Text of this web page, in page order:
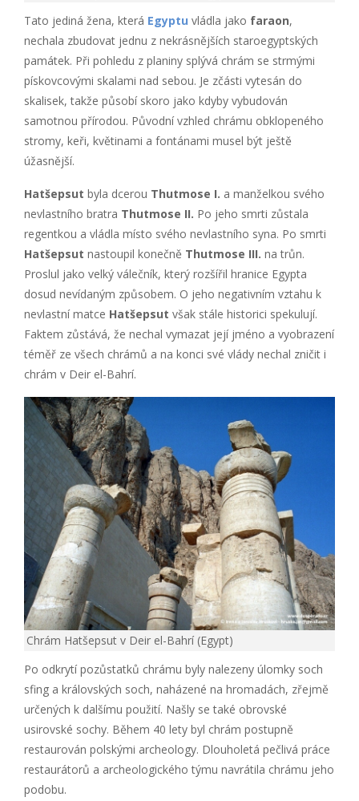
Tato jediná žena, která Egyptu vládla jako faraon,
nechala zbudovat jednu z nekrásnějších staroegyptských
památek. Při pohledu z planiny splývá chrám se strmými
pískovcovými skalami nad sebou. Je zčásti vytesán do
skalisek, takže působí skoro jako kdyby vybudován
samotnou přírodou. Původní vzhled chrámu obklopeného
stromy, keři, květinami a fontánami musel být ještě
úžasnější.
Hatšepsut byla dcerou Thutmose I. a manželkou svého
nevlastního bratra Thutmose II. Po jeho smrti zůstala
regentkou a vládla místo svého nevlastního syna. Po smrti
Hatšepsut nastoupil konečně Thutmose III. na trůn.
Proslul jako velký válečník, který rozšířil hranice Egypta
dosud nevídaným způsobem. O jeho negativním vztahu k
nevlastní matce Hatšepsut však stále historici spekulují.
Faktem zůstává, že nechal vymazat její jméno a vyobrazení
téměř ze všech chrámů a na konci své vlády nechal zničit i
chrám v Deir el-Bahrí.
Chrám Hatšepsut v Deir el-Bahrí (Egypt)
Po odkrytí pozůstatků chrámu byly nalezeny úlomky soch
sfing a královských soch, naházené na hromadách, zřejmě
určených k dalšímu použití. Našly se také obrovské
usirovské sochy. Během 40 lety byl chrám postupně
restaurován polskými archeology. Dlouholetá pečlivá práce
restaurátorů a archeologického týmu navrátila chrámu jeho
podobu.